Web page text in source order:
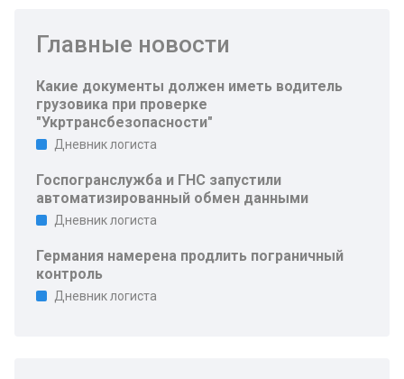
Главные новости
Какие документы должен иметь водитель
грузовика при проверке
"Укртрансбезопасности"
Дневник логиста
Госпогранслужба и ГНС запустили
автоматизированный обмен данными
Дневник логиста
Германия намерена продлить пограничный
контроль
Дневник логиста